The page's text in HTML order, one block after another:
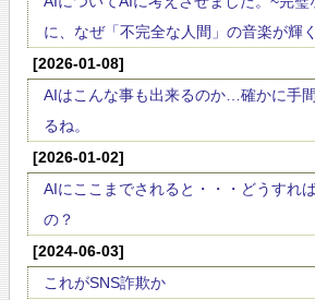
に、なぜ「不完全な人間」の音楽が輝
[2026-01-08]
AIはこんな事も出来るのか…確かに手
るね。
[2026-01-02]
AIにここまでされると・・・どうすれ
の？
[2024-06-03]
これがSNS詐欺か